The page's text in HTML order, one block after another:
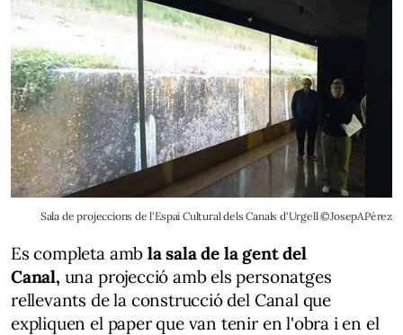
Sala de projeccions de l'Espai Cultural dels Canals d'Urgell ©JosepAPérez
Es completa amb la sala de la gent del
Canal, una projecció amb els personatges
rellevants de la construcció del Canal que
expliquen el paper que van tenir en l'obra i en el